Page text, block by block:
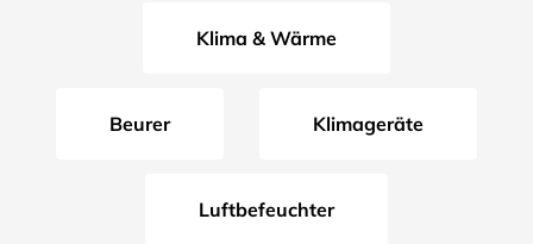
Klima & Wärme
Beurer Klimageräte
Luftbefeuchter